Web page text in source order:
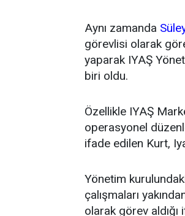
Aynı zamanda
görevlisi olarak
yaparak IYAŞ
biri oldu.
Özellikle IYAŞ
operasyonel
ifade edilen Kurt,
Yönetim
çalışmaları
olarak görev aldığı